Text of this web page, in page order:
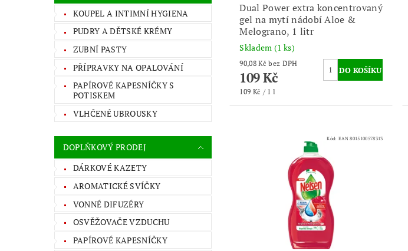
KOUPEL A INTIMNÍ HYGIENA
PUDRY A DĚTSKÉ KRÉMY
ZUBNÍ PASTY
PŘÍPRAVKY NA OPALOVÁNÍ
PAPÍROVÉ KAPESNÍČKY S
POTISKEM
VLHČENÉ UBROUSKY
DOPLŇKOVÝ PRODEJ
DÁRKOVÉ KAZETY
AROMATICKÉ SVÍČKY
VONNÉ DIFUZÉRY
OSVĚŽOVAČE VZDUCHU
PAPÍROVÉ KAPESNÍČKY
Dual Power extra koncentrovaný
gel na mytí nádobí Aloe &
Melograno, 1 litr
Skladem (1 ks)
90,08 Kč bez DPH
109 Kč
109 Kč / 1 l
Kód:EAN 8015100578313